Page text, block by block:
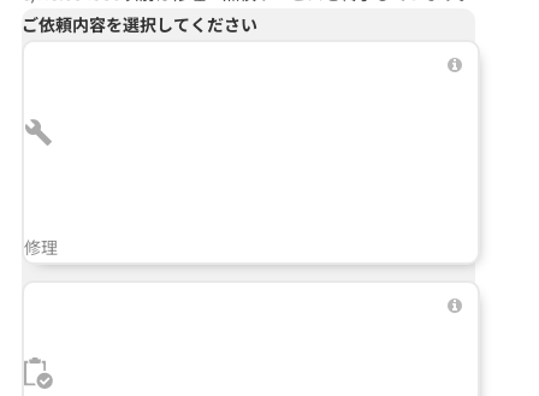
ご依頼内容を選択してください
修理